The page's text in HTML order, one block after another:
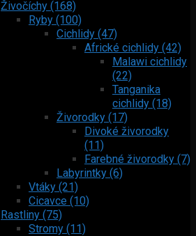
Živočíchy (168)
Ryby (100)
Cichlidy (47)
Africké cichlidy (42)
Malawi cichlidy
(22)
Tanganika
cichlidy (18)
Živorodky (17)
Divoké živorodky
(11)
Farebné živorodky (7)
Labyrintky (6)
Vtáky (21)
Cicavce (10)
Rastliny (75)
Stromy (11)